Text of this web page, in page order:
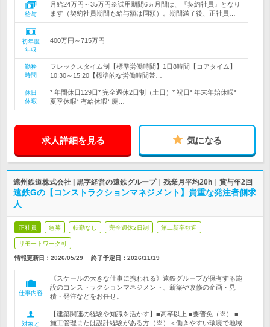
給与
月給24万円～35万円※試用期間6ヵ月間は、『契約社員』となり
ます（契約社員期間も給与額は同額）。期間満了後、正社員…
初年度
年収
400万円～715万円
勤務
時間
フレックスタイム制【標準労働時間】1日8時間【コアタイム】
10:30～15:20【標準的な労働時間帯…
休日
休暇
* 年間休日129日* 完全週休2日制（土日）* 祝日* 年末年始休暇*
夏季休暇* 有給休暇* 慶…
求人詳細を見る 気になる
遠州鉄道株式会社 | 黒字経営の遠鉄グループ｜残業月平均20h｜賞与年2回
遠鉄Gの【コンストラクションマネジメント】貴重な発注者側求
人
正社員 急募 転勤なし 完全週休2日制 第二新卒歓迎
リモートワーク可
情報更新日：2026/05/29 終了予定日： 2026/11/19
仕事内容
《スケールの大きな仕事に携われる》遠鉄グループが保有する施
設のコンストラクションマネジメント、新築や改修の企画・見
積・発注などをお任せ。
対象と
【建築関連の経験や知識を活かす】■高卒以上 ■要普免（※） ■
施工管理または設計経験がある方（※）＜働きやすい環境で地域